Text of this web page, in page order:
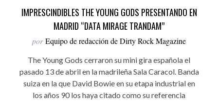
IMPRESCINDIBLES THE YOUNG GODS PRESENTANDO EN
MADRID “DATA MIRAGE TRANDAM”
por Equipo de redacción de Dirty Rock Magazine
The Young Gods cerraron su mini gira española el
pasado 13 de abril en la madrileña Sala Caracol. Banda
suiza en la que David Bowie en su etapa industrial en
los años 90 los haya citado como su referencia